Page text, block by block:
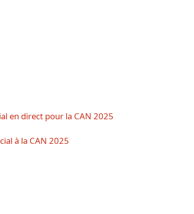
en direct pour la CAN 2025
à la CAN 2025